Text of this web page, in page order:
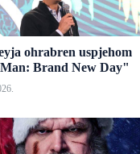
ohrabren uspjehom
Brand New Day"